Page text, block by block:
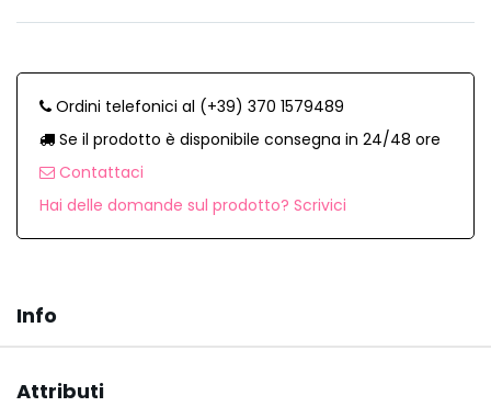
Ordini telefonici al (+39) 370 1579489
Se il prodotto è disponibile consegna in 24/48 ore
Contattaci
Hai delle domande sul prodotto? Scrivici
Info
Attributi